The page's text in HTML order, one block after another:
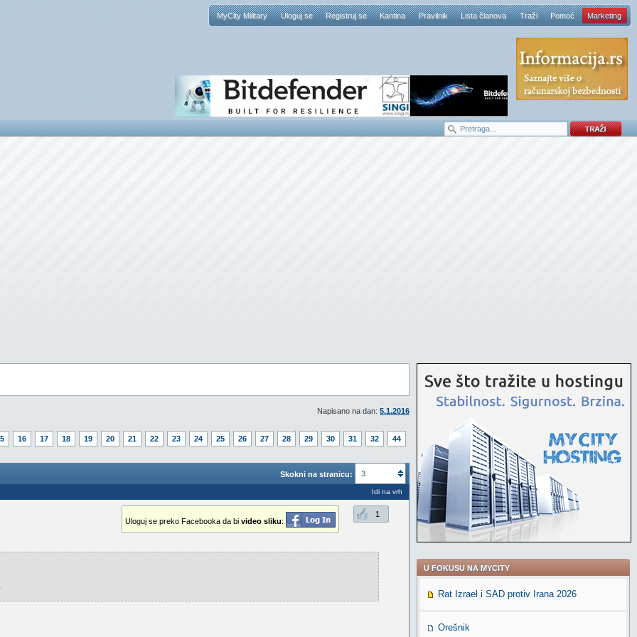
MyCity Military Uloguj se Registruj se Kantina Pravilnik Lista članova Traži Pomoć Marketing
Napisano na dan: 5.1.2016
16 17 18 19 20 21 22 23 24 25 26 27 28 29 30 31 32 44
Skokni na stranicu: 3
Idi na vrh
1
Uloguj se preko Facebooka da bi video sliku:
U FOKUSU NA MYCITY
Rat Izrael i SAD protiv Irana 2026
Orešnik